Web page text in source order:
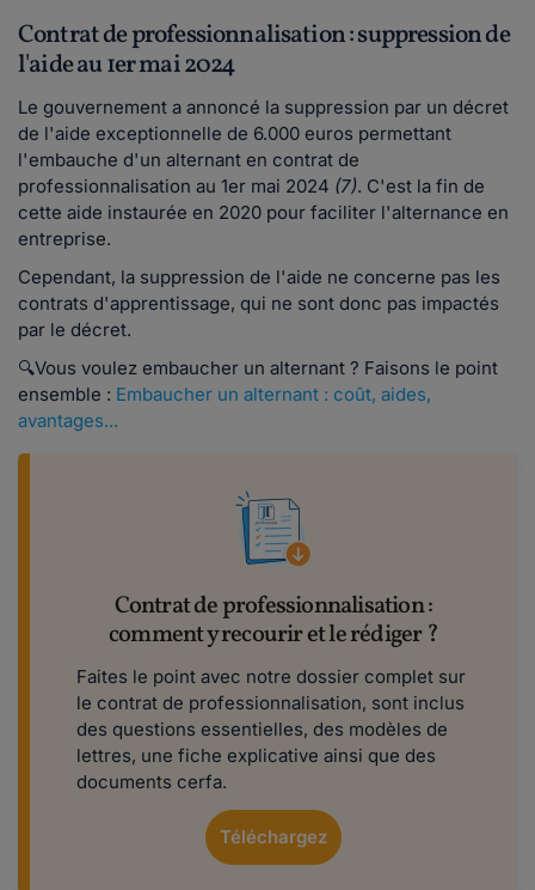
Contrat de professionnalisation : suppression de
l'aide au 1er mai 2024
Le gouvernement a annoncé la suppression par un décret
de l'aide exceptionnelle de 6.000 euros permettant
l'embauche d'un alternant en contrat de
professionnalisation au 1er mai 2024 (7). C'est la fin de
cette aide instaurée en 2020 pour faciliter l'alternance en
entreprise.
Cependant, la suppression de l'aide ne concerne pas les
contrats d'apprentissage, qui ne sont donc pas impactés
par le décret.
🔍Vous voulez embaucher un alternant ? Faisons le point
ensemble : Embaucher un alternant : coût, aides,
avantages...
Contrat de professionnalisation :
comment y recourir et le rédiger ?
Faites le point avec notre dossier complet sur
le contrat de professionnalisation, sont inclus
des questions essentielles, des modèles de
lettres, une fiche explicative ainsi que des
documents cerfa.
Téléchargez